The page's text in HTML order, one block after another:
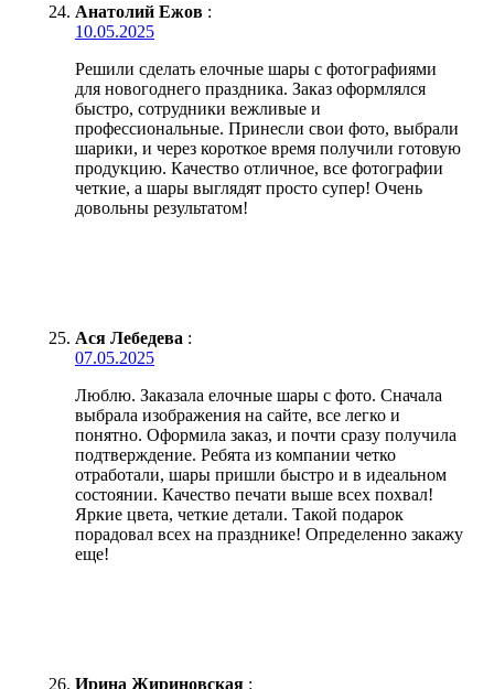
Анатолий Ежов :
10.05.2025
Решили сделать елочные шары с фотографиями
для новогоднего праздника. Заказ оформлялся
быстро, сотрудники вежливые и
профессиональные. Принесли свои фото, выбрали
шарики, и через короткое время получили готовую
продукцию. Качество отличное, все фотографии
четкие, а шары выглядят просто супер! Очень
довольны результатом!
Ася Лебедева :
07.05.2025
Люблю. Заказала елочные шары с фото. Сначала
выбрала изображения на сайте, все легко и
понятно. Оформила заказ, и почти сразу получила
подтверждение. Ребята из компании четко
отработали, шары пришли быстро и в идеальном
состоянии. Качество печати выше всех похвал!
Яркие цвета, четкие детали. Такой подарок
порадовал всех на празднике! Определенно закажу
еще!
Ирина Жириновская :